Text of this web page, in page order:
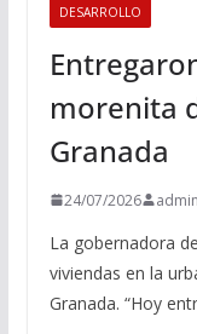
DESARROLLO
morenita
Granada
24/07/2026 admin
La gobernadora
viviendas en la
Granada. “Hoy